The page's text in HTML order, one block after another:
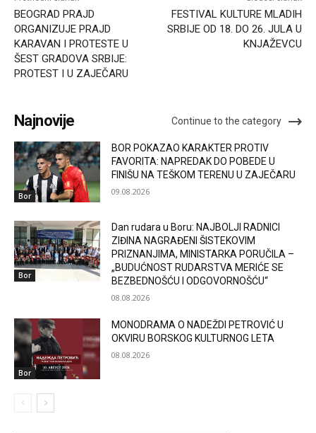
BEOGRAD PRAJD
ORGANIZUJE PRAJD
KARAVAN I PROTESTE U
ŠEST GRADOVA SRBIJE:
PROTEST I U ZAJEČARU
FESTIVAL KULTURE MLADIH
SRBIJE OD 18. DO 26. JULA U
KNJAŽEVCU
Najnovije Continue to the category
Bor
BOR POKAZAO KARAKTER PROTIV
FAVORITA: NAPREDAK DO POBEDE U
FINIŠU NA TEŠKOM TERENU U ZAJEČARU
09.08.2026
Bor
Dan rudara u Boru: NAJBOLJI RADNICI
ZIĐINA NAGRAĐENI ŠISTEKOVIM
PRIZNANJIMA, MINISTARKA PORUČILA –
„BUDUĆNOST RUDARSTVA MERIĆE SE
BEZBEDNOŠĆU I ODGOVORNOŠĆU“
08.08.2026
Bor
MONODRAMA O NADEŽDI PETROVIĆ U
OKVIRU BORSKOG KULTURNOG LETA
08.08.2026